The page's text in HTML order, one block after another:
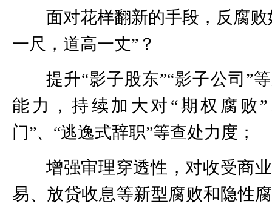
面对花样翻新的手段，反腐败
一尺，道高一丈”？
提升“影子股东”“影子公司”
能力，持续加大对“期权腐败
门”、“逃逸式辞职”等查处力度；
增强审理穿透性，对收受商
易、放贷收息等新型腐败和隐性